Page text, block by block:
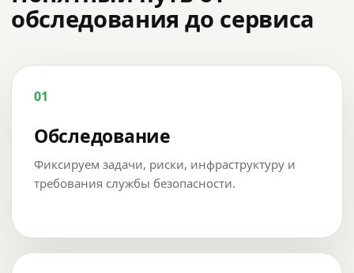
обследования до сервиса
01
Обследование
Фиксируем задачи, риски, инфраструктуру и
требования службы безопасности.